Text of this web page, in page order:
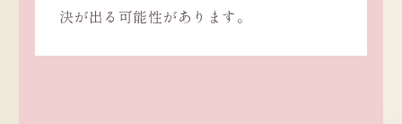
決が出る可能性があります。